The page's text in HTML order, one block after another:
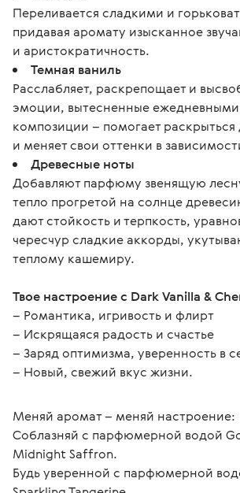
Переливается сладкими и
придавая аромату изысканное
и аристократичность.
Темная ваниль
Расслабляет, раскрепощает и
эмоции, вытесненные
композиции – помогает
и меняет свои оттенки в
Древесные ноты
Добавляют парфюму звенящую
тепло прогретой на солнце
дают стойкость и терпкость,
чересчур сладкие аккорды,
теплому кашемиру.
Твое настроение с Dark Vanilla &
– Романтика, игривость и флирт
– Искрящаяся радость и счастье
– Заряд оптимизма, уверенность в
– Новый, свежий вкус жизни.
Меняй аромат – меняй настроение:
Соблазняй с парфюмерной водой
Midnight Saffron.
Будь уверенной с парфюмерной